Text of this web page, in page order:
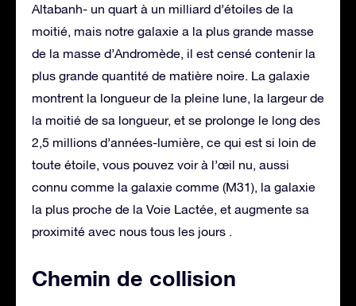
Altabanh- un quart à un milliard d’étoiles de la
moitié, mais notre galaxie a la plus grande masse
de la masse d’Andromède, il est censé contenir la
plus grande quantité de matière noire. La galaxie
montrent la longueur de la pleine lune, la largeur de
la moitié de sa longueur, et se prolonge le long des
2,5 millions d’années-lumière, ce qui est si loin de
toute étoile, vous pouvez voir à l’œil nu, aussi
connu comme la galaxie comme (M31), la galaxie
la plus proche de la Voie Lactée, et augmente sa
proximité avec nous tous les jours .
Chemin de collision